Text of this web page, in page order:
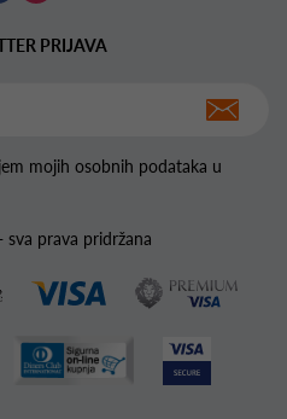
PRIJAVA
mojih osobnih podataka u
prava pridržana